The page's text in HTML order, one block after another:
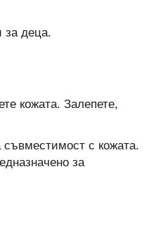
за деца.
кожата. Залепете,
с кожата.
за